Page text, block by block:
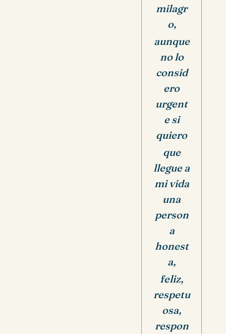
milagr
o,
aunque
no lo
consid
ero
urgent
e si
quiero
que
llegue a
mi vida
una
person
a
honest
a,
feliz,
respetu
osa,
respon